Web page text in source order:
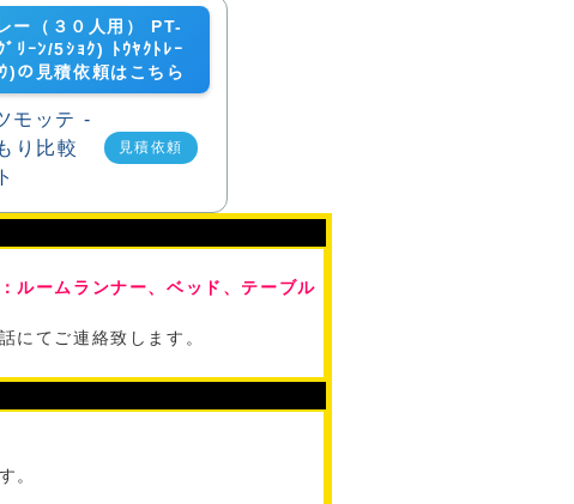
ー（３０人用） PT-
ﾘｰﾝ/5ｼｮｸ) ﾄｳﾔｸﾄﾚｰ
)の見積依頼はこちら
見積依頼
ルームランナー、ベッド、テーブル
にてご連絡致します。
。